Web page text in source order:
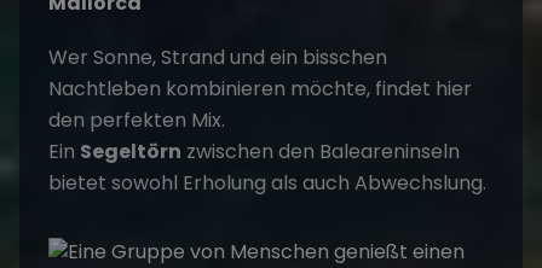
Wer Sonne, Strand und ein bisschen
Nachtleben kombinieren möchte, findet hier
den perfekten Mix.
Ein Segeltörn zwischen den Baleareninseln
bietet sowohl Erholung als auch Abwechslung.